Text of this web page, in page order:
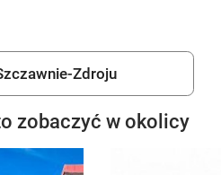
Zdroju
zobaczyć w okolicy